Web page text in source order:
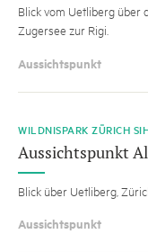
Blick vom Uetliberg über
Zugersee zur Rigi.
Aussichtspunkt
WILDNISPARK ZÜRICH
Aussichtspunkt
Blick über Uetliberg,
Aussichtspunkt